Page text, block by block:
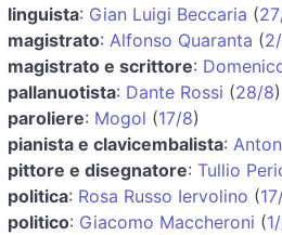
linguista: Gian Luigi Beccaria (
magistrato: Alfonso Quaranta (
magistrato e scrittore:
pallanuotista: Dante Rossi (28/8)
paroliere: Mogol (17/8)
pianista e clavicembalista:
pittore e disegnatore: Tullio
politica: Rosa Russo Iervolino (
politico: Giacomo Maccheroni (